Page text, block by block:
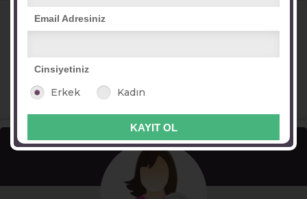
Zumra01 tulin-selin
Email Adresiniz
Cinsiyetiniz
Erkek Kadın